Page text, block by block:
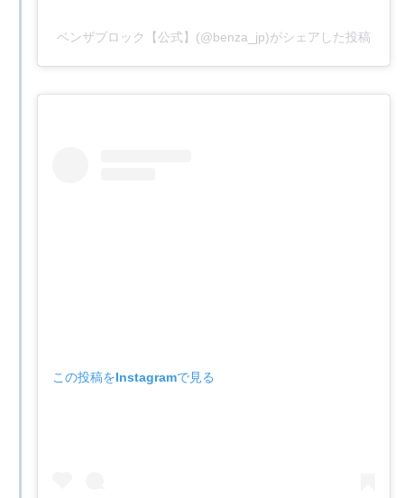
ベンザブロック【公式】(@benza_jp)がシェアした投稿
この投稿をInstagramで見る